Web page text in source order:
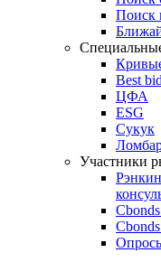
Поиск
Best
ЦФА
ESG
Сукук
Участники